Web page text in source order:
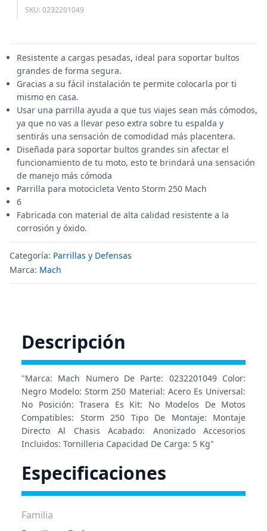
SKU: 0232201049
Resistente a cargas pesadas, ideal para soportar bultos
grandes de forma segura.
Gracias a su fácil instalación te permite colocarla por ti
mismo en casa.
Usar una parrilla ayuda a que tus viajes sean más cómodos,
ya que no vas a llevar peso extra sobre tu espalda y
sentirás una sensación de comodidad más placentera.
Diseñada para soportar bultos grandes sin afectar el
funcionamiento de tu moto, esto te brindará una sensación
de manejo más cómoda
Parrilla para motocicleta Vento Storm 250 Mach
6
Fabricada con material de alta calidad resistente a la
corrosión y óxido.
Categoría: Parrillas y Defensas
Marca: Mach
Descripción
"Marca: Mach Numero De Parte: 0232201049 Color:
Negro Modelo: Storm 250 Material: Acero Es Universal:
No Posición: Trasera Es Kit: No Modelos De Motos
Compatibles: Storm 250 Tipo De Montaje: Montaje
Directo Al Chasis Acabado: Anonizado Accesorios
Incluidos: Tornilleria Capacidad De Carga: 5 Kg"
Especificaciones
Familia